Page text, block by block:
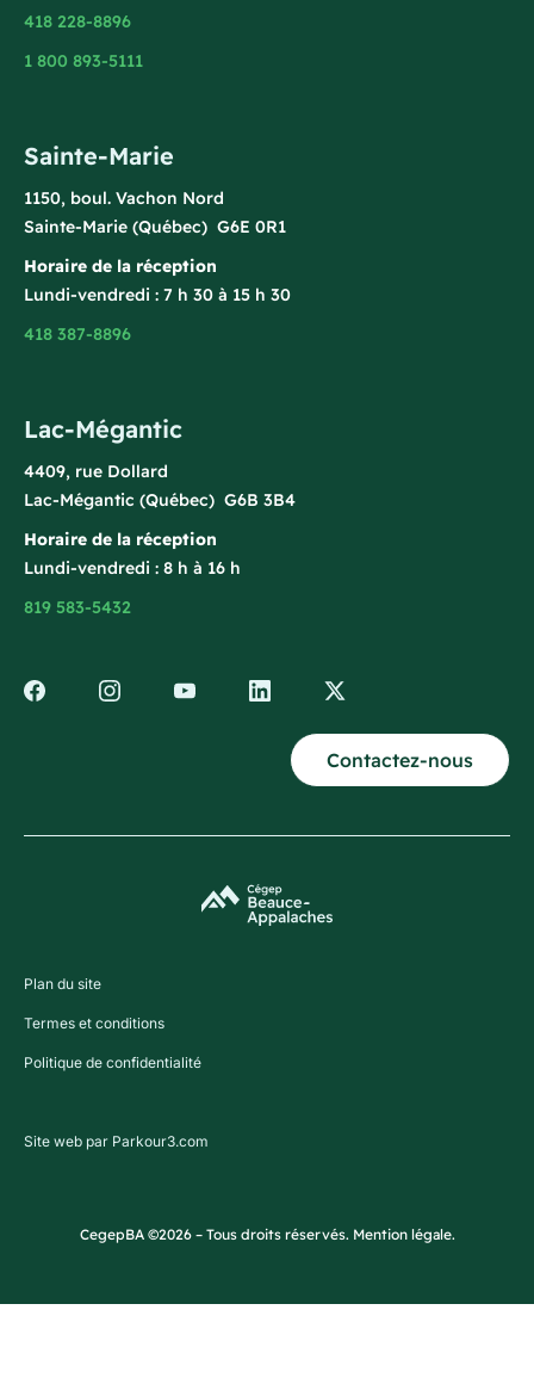
418 228-8896
1 800 893-5111
Sainte-Marie
1150, boul. Vachon Nord
Sainte-Marie (Québec) G6E 0R1
Horaire de la réception
Lundi-vendredi : 7 h 30 à 15 h 30
418 387-8896
Lac-Mégantic
4409, rue Dollard
Lac-Mégantic (Québec) G6B 3B4
Horaire de la réception
Lundi-vendredi : 8 h à 16 h
819 583-5432
Contactez-nous
Plan du site
Termes et conditions
Politique de confidentialité
Site web par Parkour3.com
CegepBA ©2026 – Tous droits réservés. Mention légale.